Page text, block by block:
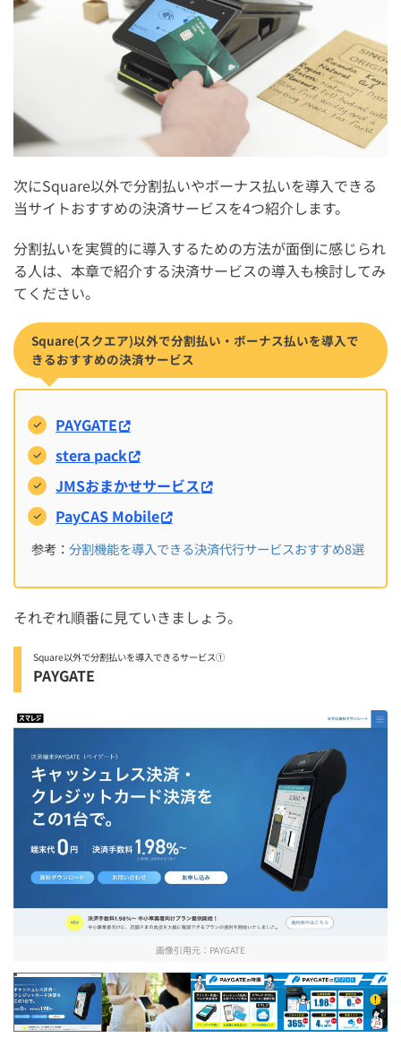
次にSquare以外で分割払いやボーナス払いを導入できる
当サイトおすすめの決済サービスを4つ紹介します。
分割払いを実質的に導入するための方法が面倒に感じられ
る人は、本章で紹介する決済サービスの導入も検討してみ
てください。
Square(スクエア)以外で分割払い・ボーナス払いを導入で
きるおすすめの決済サービス
PAYGATE
stera pack
JMSおまかせサービス
PayCAS Mobile
参考： 分割機能を導入できる決済代行サービスおすすめ8選
それぞれ順番に見ていきましょう。
Square以外で分割払いを導入できるサービス①
PAYGATE
画像引用元： PAYGATE